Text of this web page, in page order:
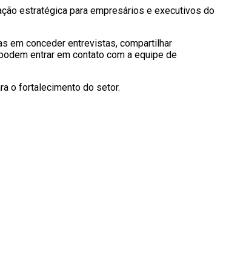
estratégica para empresários e executivos do
em conceder entrevistas, compartilhar
entrar em contato com a equipe de
o fortalecimento do setor.